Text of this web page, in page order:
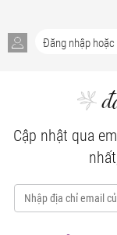
Cập nhật qua